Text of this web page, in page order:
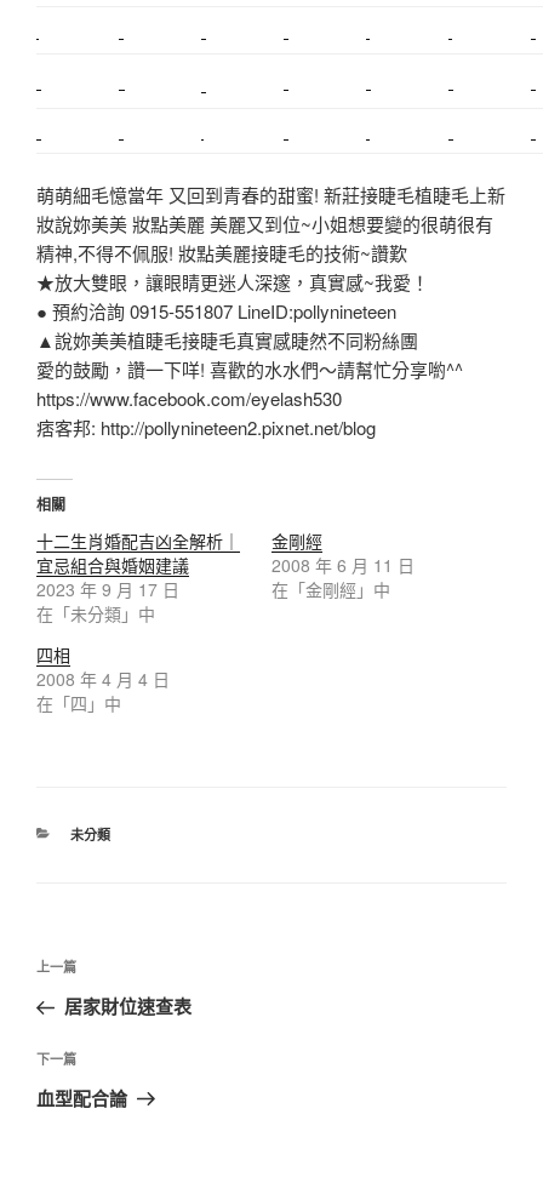
萌萌細毛憶當年 又回到青春的甜蜜! 新莊接睫毛植睫毛上新
妝說妳美美 妝點美麗 美麗又到位~小姐想要變的很萌很有
精神,不得不佩服! 妝點美麗接睫毛的技術~讚歎
★放大雙眼，讓眼睛更迷人深邃，真實感~我愛！
● 預約洽詢 0915-551807 LineID:pollynineteen
▲說妳美美植睫毛接睫毛真實感睫然不同粉絲團
愛的鼓勵，讚一下咩! 喜歡的水水們～請幫忙分享喲^^
https://www.facebook.com/eyelash530
痞客邦: http://pollynineteen2.pixnet.net/blog
相關
十二生肖婚配吉凶全解析｜
宜忌組合與婚姻建議
2023 年 9 月 17 日
在「未分類」中
金剛經
2008 年 6 月 11 日
在「金剛經」中
四相
2008 年 4 月 4 日
在「四」中
未分類
上一篇
居家財位速查表
下一篇
血型配合論